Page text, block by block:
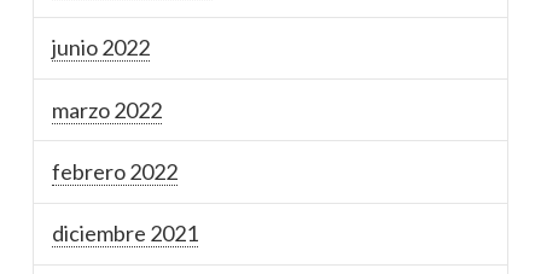
junio 2022
marzo 2022
febrero 2022
diciembre 2021